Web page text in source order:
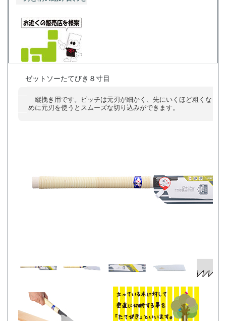
ゼットソーたてびき８寸目
縦挽き用です。ピッチは元刃が細かく、先にいくほど粗くなっ
めに元刃を使うとスムーズな切り込みができます。